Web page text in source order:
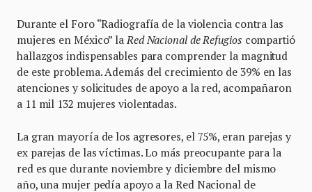
Durante el Foro “Radiografía de la violencia contra las
mujeres en México” la Red Nacional de Refugios compartió
hallazgos indispensables para comprender la magnitud
de este problema. Además del crecimiento de 39% en las
atenciones y solicitudes de apoyo a la red, acompañaron
a 11 mil 132 mujeres violentadas.
La gran mayoría de los agresores, el 75%, eran parejas y
ex parejas de las víctimas. Lo más preocupante para la
red es que durante noviembre y diciembre del mismo
año, una mujer pedía apoyo a la Red Nacional de